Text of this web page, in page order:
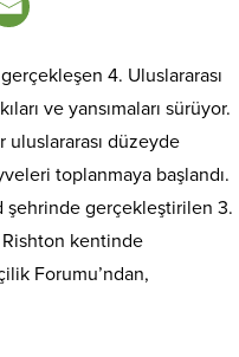
4. Uluslararası
ve yansımaları sürüyor.
düzeyde
toplanmaya başlandı.
şehrinde gerçekleştirilen 3.
Rishton kentinde
Forumu’ndan,